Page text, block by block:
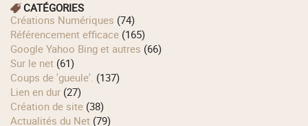
CATÉGORIES
Créations Numériques (74)
Référencement efficace (165)
Google Yahoo Bing et autres (66)
Sur le net (61)
Coups de 'gueule'. (137)
Lien en dur (27)
Création de site (38)
Actualités du Net (79)